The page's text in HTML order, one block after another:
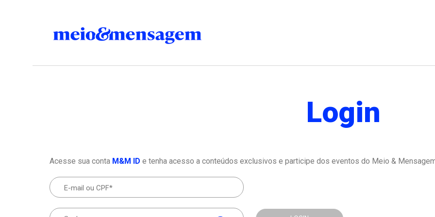
Login
Acesse sua conta M&M ID e tenha acesso a conteúdos exclusivos e participe dos eventos do Meio &